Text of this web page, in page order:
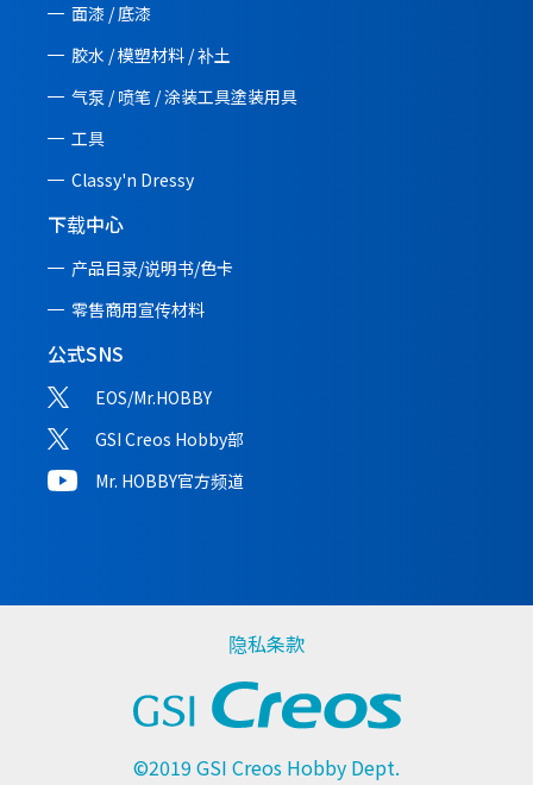
面漆 / 底漆
胶水 / 模塑材料 / 补土
气泵 / 喷笔 / 涂装工具塗装用具
工具
Classy'n Dressy
下载中心
产品目录/说明书/色卡
零售商用宣传材料
公式SNS
EOS/Mr.HOBBY
GSI Creos Hobby部
Mr. HOBBY官方频道
隐私条款
©2019 GSI Creos Hobby Dept.